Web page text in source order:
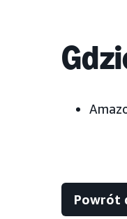
Powrót